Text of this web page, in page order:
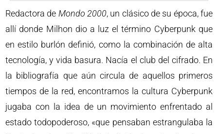
Redactora de Mondo 2000, un clásico de su época, fue
allí donde Milhon dio a luz el término Cyberpunk que
en estilo burlón definió, como la combinación de alta
tecnología, y vida basura. Nacía el club del cifrado. En
la bibliografía que aún circula de aquellos primeros
tiempos de la red, encontramos la cultura Cyberpunk
jugaba con la idea de un movimiento enfrentado al
estado todopoderoso, «que pensaban estrangulaba la